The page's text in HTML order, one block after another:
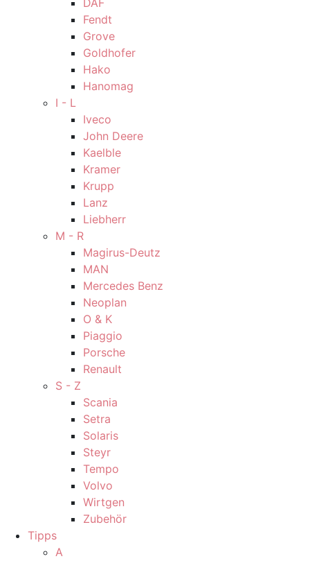
DAF
Fendt
Grove
Goldhofer
Hako
Hanomag
I - L
Iveco
John Deere
Kaelble
Kramer
Krupp
Lanz
Liebherr
M - R
Magirus-Deutz
MAN
Mercedes Benz
Neoplan
O & K
Piaggio
Porsche
Renault
S - Z
Scania
Setra
Solaris
Steyr
Tempo
Volvo
Wirtgen
Zubehör
Tipps
A